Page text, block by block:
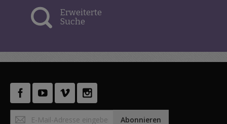
Erweiterte
Suche
Abonnieren